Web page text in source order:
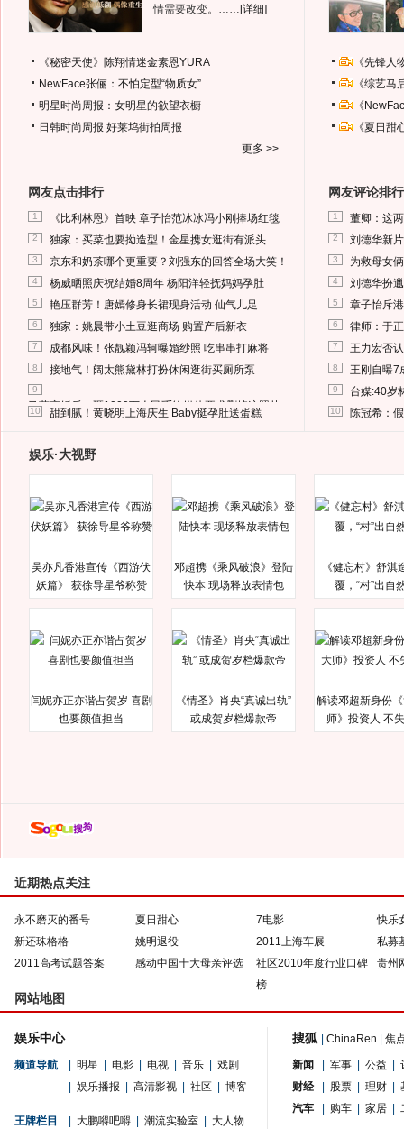
情需要改变。…… [详细]
《秘密天使》陈翔情迷金素恩YURA
NewFace张俪：不怕定型“物质女”
明星时尚周报：女明星的欲望衣橱
日韩时尚周报 好莱坞街拍周报
更多 >>
《先锋
《综艺
《
《夏日
网友点击排行
1 《比利林恩》首映 章子怡范冰冰冯小刚捧场红毯
2 独家：买菜也要拗造型！金星携女逛街有派头
3 京东和奶茶哪个更重要？刘强东的回答全场大笑！
4 杨威晒照庆祝结婚8周年 杨阳洋轻抚妈妈孕肚
5 艳压群芳！唐嫣修身长裙现身活动 仙气儿足
6 独家：姚晨带小土豆逛商场 购置产后新衣
7 成都风味！张靓颖冯轲曝婚纱照 吃串串打麻将
8 接地气！阔太熊黛林打扮休闲逛街买厕所泵
9
马蓉离婚后，砸1000万人民币给媒体要求删掉这照片
10 甜到腻！黄晓明上海庆生 Baby挺孕肚送蛋糕
网友评论排行
1 董卿：这
2 刘德华新
3 为救母女
4 刘德华扮
5 章子怡斥
6 律师：于
7 王力宏否
8 王刚自曝7
9 台媒:40岁
10 陈冠希：
娱乐·大视野
吴亦凡香港宣传《西游伏
妖篇》 获徐导星爷称赞
邓超携《乘风破浪》登陆
快本 现场释放表情包
《健忘村》舒淇
覆，“村”出自
闫妮亦正亦谐占贺岁 喜剧
也要颜值担当
《情圣》肖央“真诚出轨”
或成贺岁档爆款帝
解读邓超新身份
师》投资人 不
近期热点关注
永不磨灭的番号 夏日甜心 7电影
快乐
新还珠格格
姚明退役 2011上海车展
私募
2011高考试题答案
感动中国十大母亲评选
社区2010年度行业口碑
榜
贵州
网站地图
娱乐中心
频道导航 明星 电影 电视 音乐
戏剧
娱乐播报 高清影视 社区 博客
王牌栏目 大鹏嘚吧嘚 潮流实验室
大人物
搜狐 ChinaRen 焦
新闻 军事 公益
财经
股票 理财
汽车
购车 家居